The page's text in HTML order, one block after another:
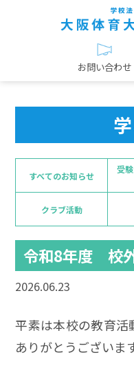
お問い合わせ
すべてのお知らせ
受
クラブ活動
令和8年度 校
2026.06.23
平素は本校の教育
ありがとうございます